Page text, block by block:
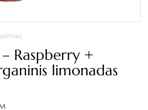
Raspberry +
limonadas